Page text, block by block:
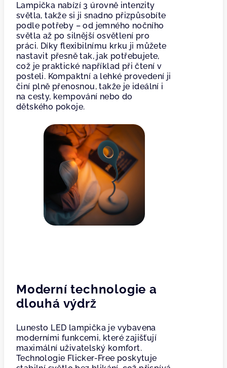
Lampička nabízí 3 úrovně intenzity
světla, takže si ji snadno přizpůsobíte
podle potřeby – od jemného nočního
světla až po silnější osvětlení pro
práci. Díky flexibilnímu krku ji můžete
nastavit přesně tak, jak potřebujete,
což je praktické například při čtení v
posteli. Kompaktní a lehké provedení ji
činí plně přenosnou, takže je ideální i
na cesty, kempování nebo do
dětského pokoje.
Moderní technologie a
dlouhá výdrž
Lunesto LED lampička je vybavena
moderními funkcemi, které zajišťují
maximální uživatelský komfort.
Technologie Flicker-Free poskytuje